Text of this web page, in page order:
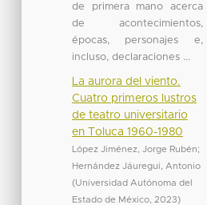
de primera mano acerca
de acontecimientos,
épocas, personajes e,
incluso, declaraciones ...
La aurora del viento.
Cuatro primeros lustros
de teatro universitario
en Toluca 1960-1980
López Jiménez, Jorge Rubén;
Hernández Jáuregui, Antonio
(Universidad Autónoma del
Estado de México, 2023)